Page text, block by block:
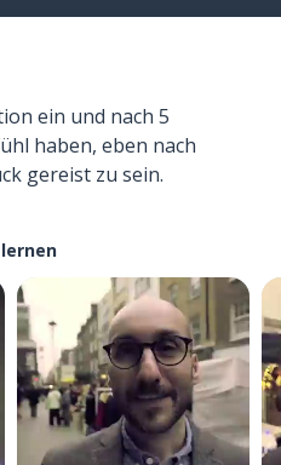
ein und nach 5
haben, eben nach
gereist zu sein.